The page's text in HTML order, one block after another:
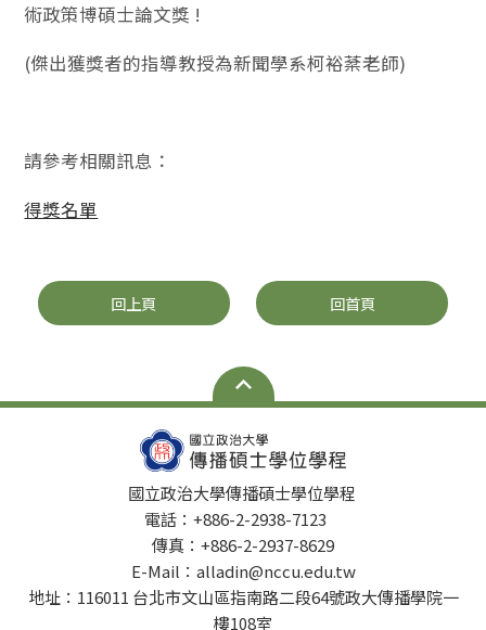
術政策博碩士論文獎 !
(傑出獲獎者的指導教授為新聞學系柯裕棻老師)
請參考相關訊息：
得獎名單
回上頁 回首頁
國立政治大學傳播碩士學位學程
電話：+886-2-2938-7123
傳真：+886-2-2937-8629
E-Mail：alladin@nccu.edu.tw
地址：116011 台北市文山區指南路二段64號政大傳播學院一
樓108室